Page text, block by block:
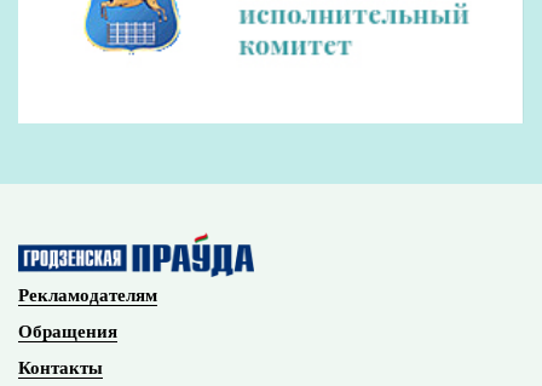
Рекламодателям
Обращения
Контакты